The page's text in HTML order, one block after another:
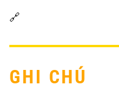
🔗
GHI CHÚ